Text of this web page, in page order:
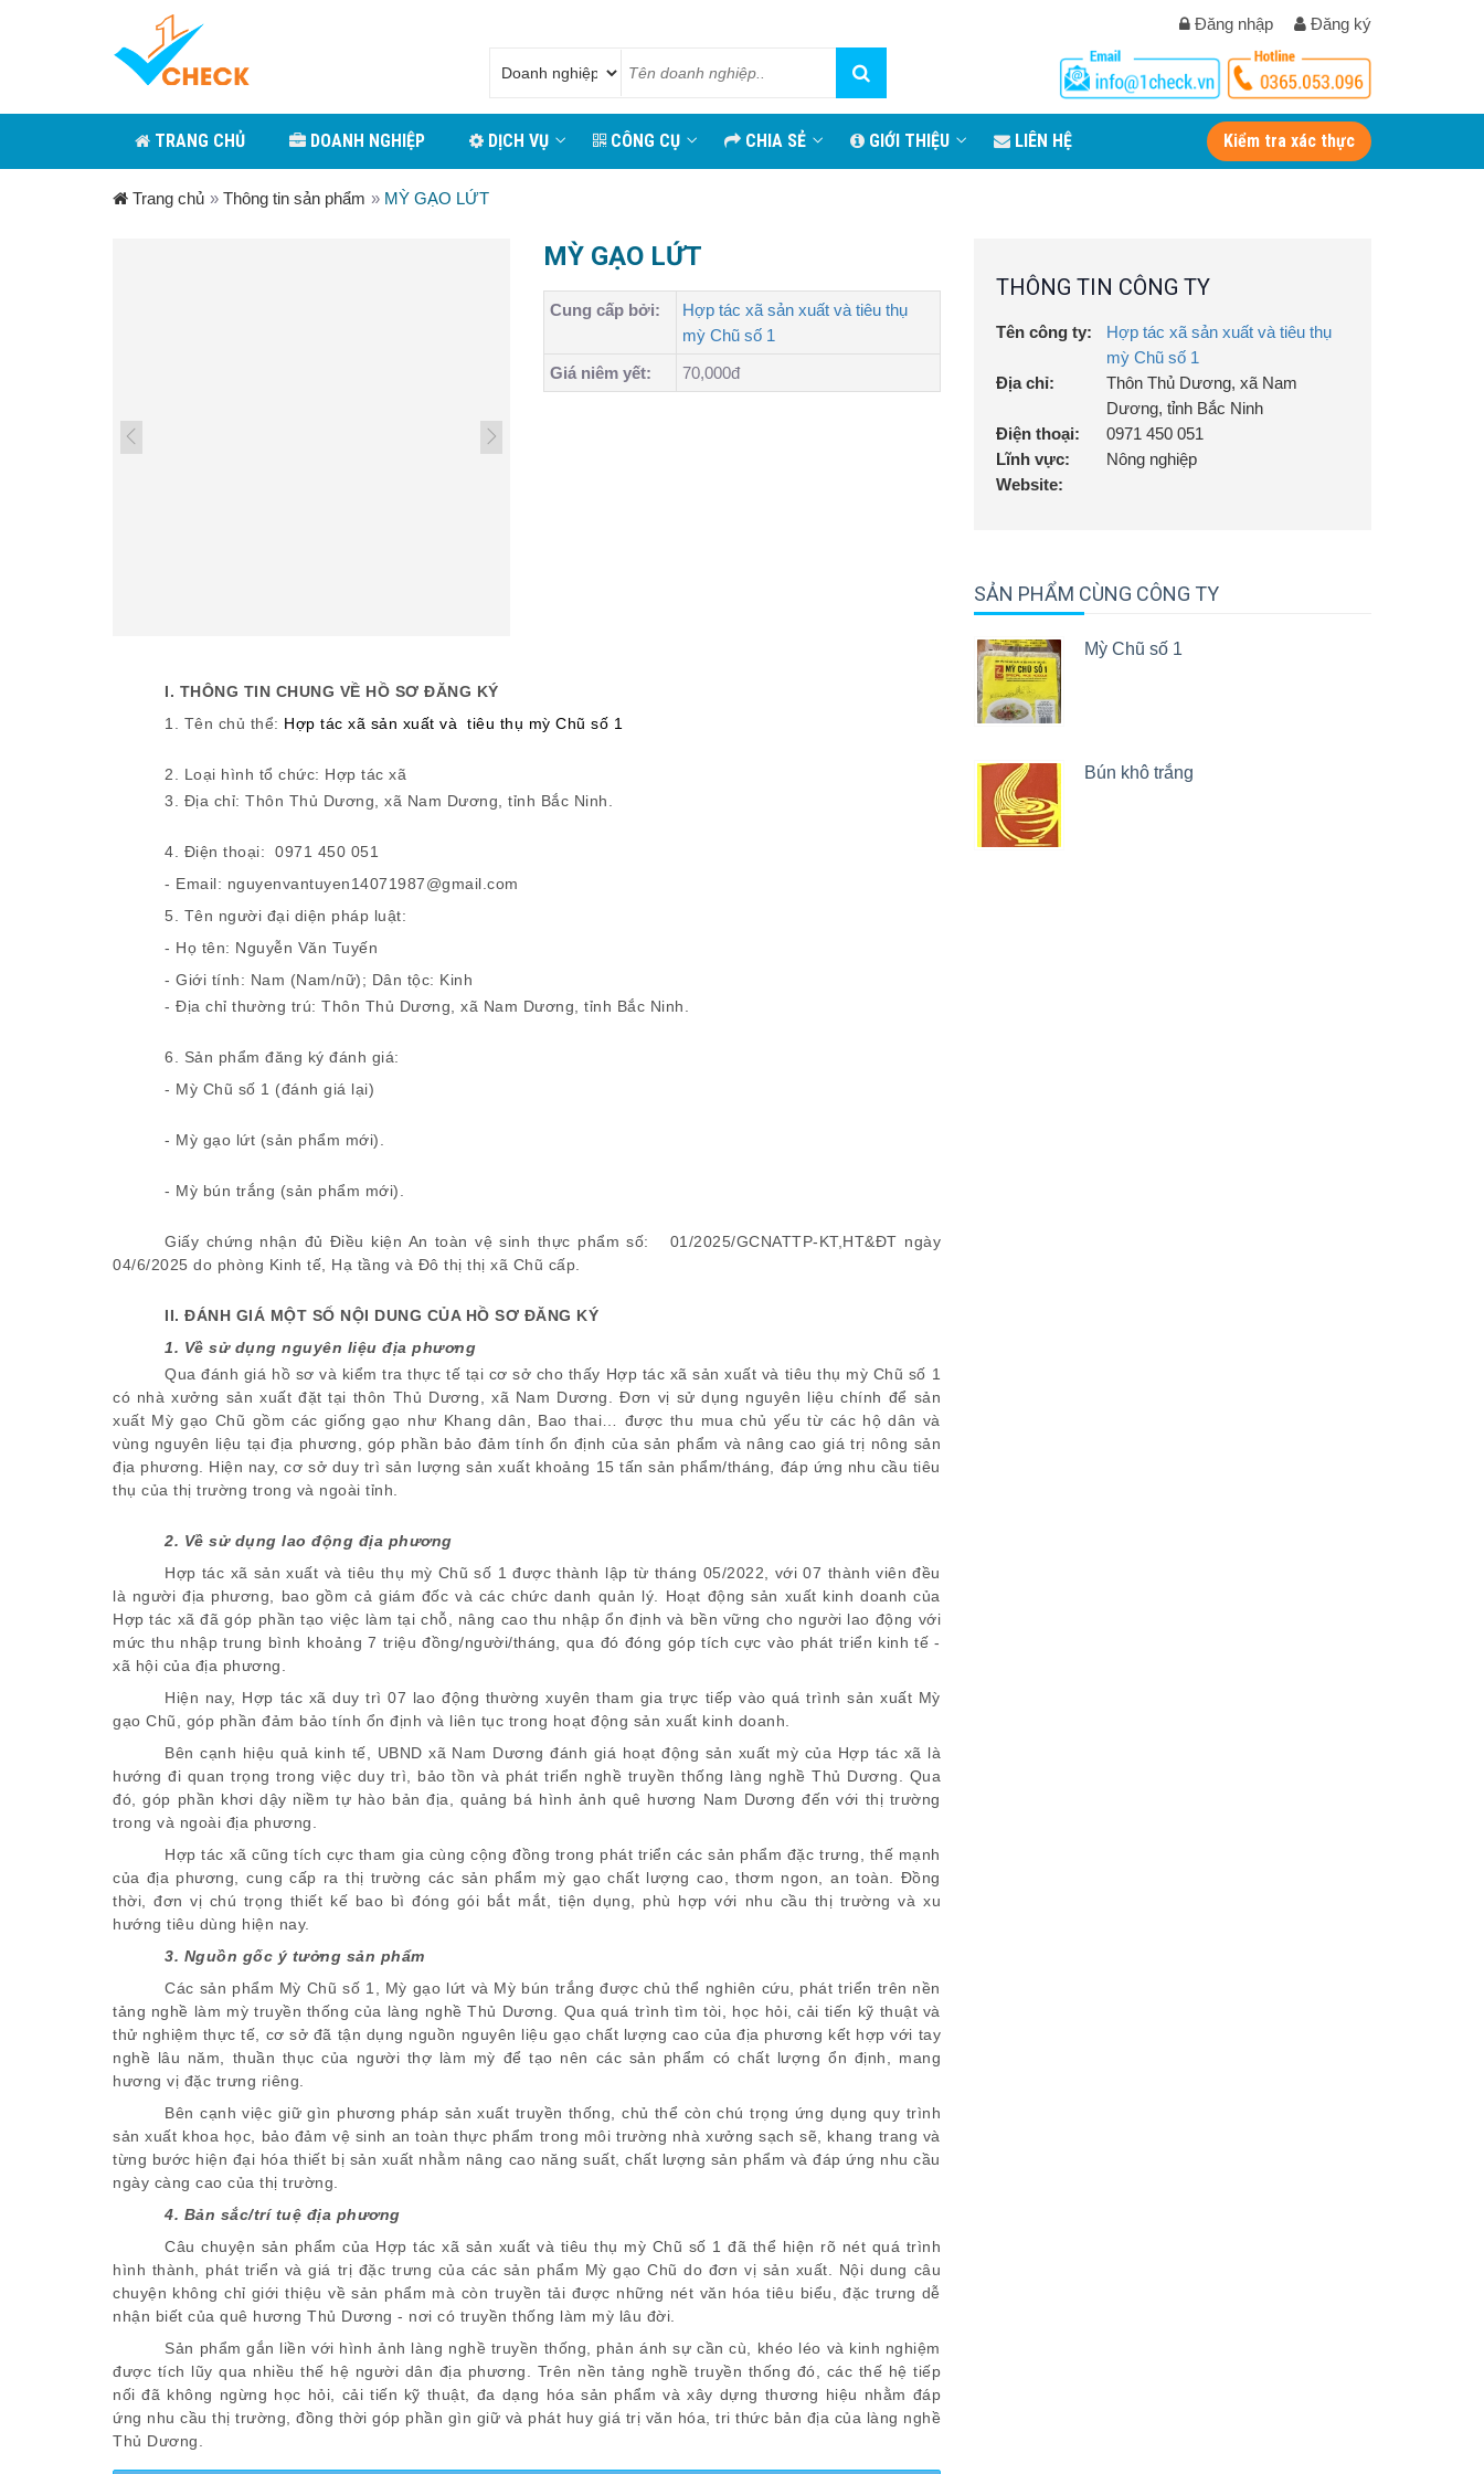
Đăng nhập Đăng ký
TRANG CHỦ DOANH NGHIỆP DỊCH VỤ CÔNG CỤ CHIA SẺ GIỚI THIỆU LIÊN HỆ Kiểm tra xác thực
Trang chủ » Thông tin sản phẩm » MỲ GẠO LỨT
MỲ GẠO LỨT
Cung cấp bởi:
Hợp tác xã sản xuất và tiêu thụ
mỳ Chũ số 1
Giá niêm yết:
70,000đ
I. THÔNG TIN CHUNG VỀ HỒ SƠ ĐĂNG KÝ
1. Tên chủ thể: Hợp tác xã sản xuất và tiêu thụ mỳChũ số 1
2. Loại hình tổ chức: Hợp tác xã
3. Địa chỉ: Thôn Thủ Dương, xã Nam Dương, tỉnh Bắc Ninh.
4. Điện thoại: 0971 450 051
- Email: nguyenvantuyen14071987@gmail.com
5. Tên người đại diện pháp luật:
- Họ tên: Nguyễn Văn Tuyến
- Giới tính: Nam (Nam/nữ); Dân tộc: Kinh
- Địa chỉ thường trú: Thôn Thủ Dương, xã Nam Dương, tỉnh Bắc Ninh.
6. Sản phẩm đăng ký đánh giá:
- Mỳ Chũ số 1 (đánh giá lại)
- Mỳ gạo lứt (sản phẩm mới).
- Mỳ bún trắng (sản phẩm mới).
Giấy chứng nhận đủ Điều kiện An toàn vệ sinh thực phẩm số: 01/2025/GCNATTP-KT,HT&ĐT ngày
04/6/2025 do phòng Kinh tế, Hạ tầng và Đô thị thị xã Chũ cấp.
II. ĐÁNH GIÁ MỘT SỐ NỘI DUNG CỦA HỒ SƠ ĐĂNG KÝ
1. Về sử dụng nguyên liệu địa phương
Qua đánh giá hồ sơ và kiểm tra thực tế tại cơ sở cho thấy Hợp tác xã sản xuất và tiêu thụ mỳ Chũ số 1
có nhà xưởng sản xuất đặt tại thôn Thủ Dương, xã Nam Dương. Đơn vị sử dụng nguyên liệu chính để sản
xuất Mỳ gạo Chũ gồm các giống gạo như Khang dân, Bao thai… được thu mua chủ yếu từ các hộ dân và
vùng nguyên liệu tại địa phương, góp phần bảo đảm tính ổn định của sản phẩm và nâng cao giá trị nông sản
địa phương. Hiện nay, cơ sở duy trì sản lượng sản xuất khoảng 15 tấn sản phẩm/tháng, đáp ứng nhu cầu tiêu
thụ của thị trường trong và ngoài tỉnh.
2. Về sử dụng lao động địa phương
Hợp tác xã sản xuất và tiêu thụ mỳ Chũ số 1 được thành lập từ tháng 05/2022, với 07 thành viên đều
là người địa phương, bao gồm cả giám đốc và các chức danh quản lý. Hoạt động sản xuất kinh doanh của
Hợp tác xã đã góp phần tạo việc làm tại chỗ, nâng cao thu nhập ổn định và bền vững cho người lao động với
mức thu nhập trung bình khoảng 7 triệu đồng/người/tháng, qua đó đóng góp tích cực vào phát triển kinh tế -
xã hội của địa phương.
Hiện nay, Hợp tác xã duy trì 07 lao động thường xuyên tham gia trực tiếp vào quá trình sản xuất Mỳ
gạo Chũ, góp phần đảm bảo tính ổn định và liên tục trong hoạt động sản xuất kinh doanh.
Bên cạnh hiệu quả kinh tế, UBND xã Nam Dương đánh giá hoạt động sản xuất mỳ của Hợp tác xã là
hướng đi quan trọng trong việc duy trì, bảo tồn và phát triển nghề truyền thống làng nghề Thủ Dương. Qua
đó, góp phần khơi dậy niềm tự hào bản địa, quảng bá hình ảnh quê hương Nam Dương đến với thị trường
trong và ngoài địa phương.
Hợp tác xã cũng tích cực tham gia cùng cộng đồng trong phát triển các sản phẩm đặc trưng, thế mạnh
của địa phương, cung cấp ra thị trường các sản phẩm mỳ gạo chất lượng cao, thơm ngon, an toàn. Đồng
thời, đơn vị chú trọng thiết kế bao bì đóng gói bắt mắt, tiện dụng, phù hợp với nhu cầu thị trường và xu
hướng tiêu dùng hiện nay.
3. Nguồn gốc ý tưởng sản phẩm
Các sản phẩm Mỳ Chũ số 1, Mỳ gạo lứt và Mỳ bún trắng được chủ thể nghiên cứu, phát triển trên nền
tảng nghề làm mỳ truyền thống của làng nghề Thủ Dương. Qua quá trình tìm tòi, học hỏi, cải tiến kỹ thuật và
thử nghiệm thực tế, cơ sở đã tận dụng nguồn nguyên liệu gạo chất lượng cao của địa phương kết hợp với tay
nghề lâu năm, thuần thục của người thợ làm mỳ để tạo nên các sản phẩm có chất lượng ổn định, mang
hương vị đặc trưng riêng.
Bên cạnh việc giữ gìn phương pháp sản xuất truyền thống, chủ thể còn chú trọng ứng dụng quy trình
sản xuất khoa học, bảo đảm vệ sinh an toàn thực phẩm trong môi trường nhà xưởng sạch sẽ, khang trang và
từng bước hiện đại hóa thiết bị sản xuất nhằm nâng cao năng suất, chất lượng sản phẩm và đáp ứng nhu cầu
ngày càng cao của thị trường.
4. Bản sắc/trí tuệ địa phương
Câu chuyện sản phẩm của Hợp tác xã sản xuất và tiêu thụ mỳ Chũ số 1 đã thể hiện rõ nét quá trình
hình thành, phát triển và giá trị đặc trưng của các sản phẩm Mỳ gạo Chũ do đơn vị sản xuất. Nội dung câu
chuyện không chỉ giới thiệu về sản phẩm mà còn truyền tải được những nét văn hóa tiêu biểu, đặc trưng dễ
nhận biết của quê hương Thủ Dương - nơi có truyền thống làm mỳ lâu đời.
Sản phẩm gắn liền với hình ảnh làng nghề truyền thống, phản ánh sự cần cù, khéo léo và kinh nghiệm
được tích lũy qua nhiều thế hệ người dân địa phương. Trên nền tảng nghề truyền thống đó, các thế hệ tiếp
nối đã không ngừng học hỏi, cải tiến kỹ thuật, đa dạng hóa sản phẩm và xây dựng thương hiệu nhằm đáp
ứng nhu cầu thị trường, đồng thời góp phần gìn giữ và phát huy giá trị văn hóa, tri thức bản địa của làng nghề
Thủ Dương.
THÔNG TIN CÔNG TY
Tên công ty:
Hợp tác xã sản xuất và tiêu thụ
mỳ Chũ số 1
Địa chỉ:
Thôn Thủ Dương, xã Nam
Dương, tỉnh Bắc Ninh
Điện thoại:
0971 450 051
Lĩnh vực:
Nông nghiệp
Website:
SẢN PHẨM CÙNG CÔNG TY
Mỳ Chũ số 1
Bún khô trắng